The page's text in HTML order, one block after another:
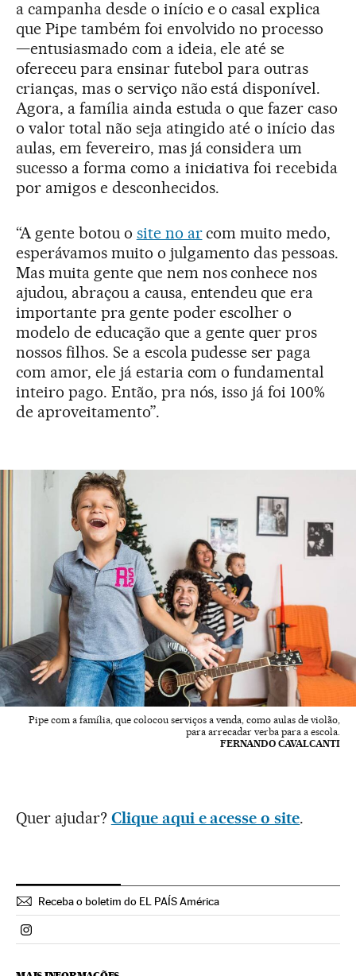
a campanha desde o início e o casal explica
que Pipe também foi envolvido no processo
—entusiasmado com a ideia, ele até se
ofereceu para ensinar futebol para outras
crianças, mas o serviço não está disponível.
Agora, a família ainda estuda o que fazer caso
o valor total não seja atingido até o início das
aulas, em fevereiro, mas já considera um
sucesso a forma como a iniciativa foi recebida
por amigos e desconhecidos.
“A gente botou o site no arcom muito medo,
esperávamos muito o julgamento das pessoas.
Mas muita gente que nem nos conhece nos
ajudou, abraçou a causa, entendeu que era
importante pra gente poder escolher o
modelo de educação que a gente quer pros
nossos filhos. Se a escola pudesse ser paga
com amor, ele já estaria com o fundamental
inteiro pago. Então, pra nós, isso já foi 100%
de aproveitamento”.
Pipe com a família, que colocou serviços a venda, como aulas de violão,
para arrecadar verba para a escola.
FERNANDO CAVALCANTI
Quer ajudar? Clique aqui e acesse o site.
Receba o boletim do EL PAÍS América
Politica El País Brasil en Instagram